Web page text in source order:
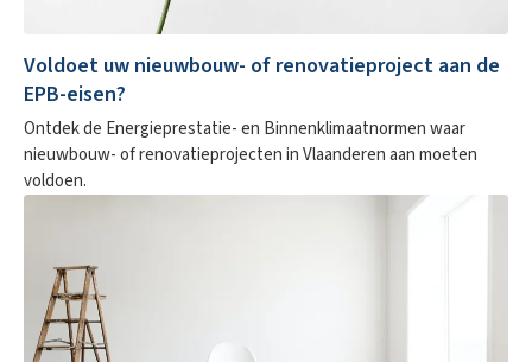
Voldoet uw nieuwbouw- of renovatieproject aan de
EPB-eisen?
Ontdek de Energieprestatie- en Binnenklimaatnormen waar
nieuwbouw- of renovatieprojecten in Vlaanderen aan moeten
voldoen.